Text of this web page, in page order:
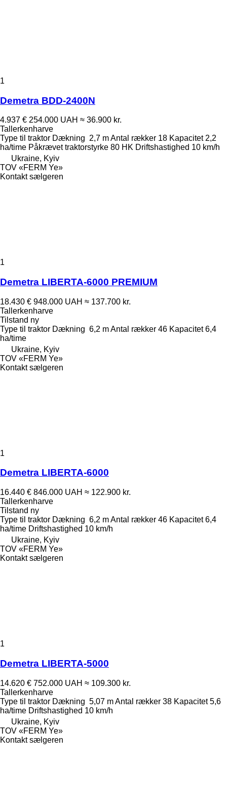
1
Demetra BDD-2400N
4.937 € 254.000 UAH ≈ 36.900 kr.
Tallerkenharve
Type til traktor Dækning 2,7 mAntal rækker 18 Kapacitet 2,2
ha/time Påkrævet traktorstyrke 80 HK Driftshastighed 10 km/h
Ukraine, Kyiv
TOV «FERM Ye»
Kontakt sælgeren
1
Demetra LIBERTA-6000 PREMIUM
18.430 € 948.000 UAH ≈ 137.700 kr.
Tallerkenharve
Tilstand ny
Type til traktor Dækning 6,2 mAntal rækker 46 Kapacitet 6,4
ha/time
Ukraine, Kyiv
TOV «FERM Ye»
Kontakt sælgeren
1
Demetra LIBERTA-6000
16.440 € 846.000 UAH ≈ 122.900 kr.
Tallerkenharve
Tilstand ny
Type til traktor Dækning 6,2 mAntal rækker 46 Kapacitet 6,4
ha/time Driftshastighed 10 km/h
Ukraine, Kyiv
TOV «FERM Ye»
Kontakt sælgeren
1
Demetra LIBERTA-5000
14.620 € 752.000 UAH ≈ 109.300 kr.
Tallerkenharve
Type til traktor Dækning 5,07 mAntal rækker 38 Kapacitet 5,6
ha/time Driftshastighed 10 km/h
Ukraine, Kyiv
TOV «FERM Ye»
Kontakt sælgeren